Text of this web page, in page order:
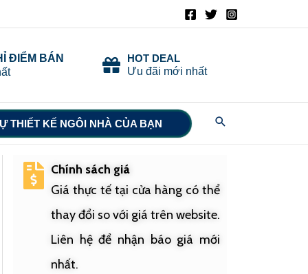
ĐIỂM BÁN
HOT DEAL
Ưu đãi mới nhất
THIẾT KẾ NGÔI NHÀ CỦA BẠN Search
Chính sách giá
Giá thực tế tại cửa hàng có thể
thay đổi so với giá trên website.
Liên hệ để nhận báo giá mới
nhất.